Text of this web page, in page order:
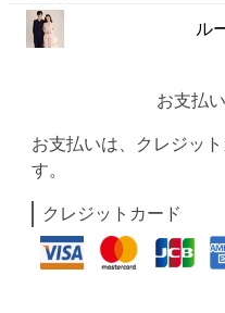
ル
お支払
お支払いは、クレジッ
す。
クレジットカード